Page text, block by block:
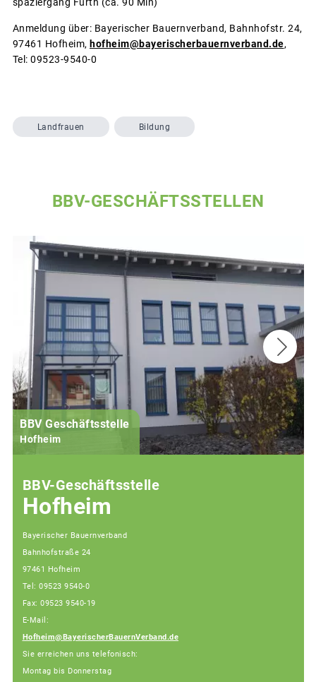
Anmeldung über: Bayerischer Bauernverband, Bahnhofstr. 24,
97461 Hofheim, hofheim@bayerischerbauernverband.de,
Tel: 09523-9540-0
Landfrauen Bildung
BBV-GESCHÄFTSSTELLEN
BBV Geschäftsstelle
Hofheim
BBV-Geschäftsstelle
Hofheim
Bayerischer Bauernverband
Bahnhofstraße 24
97461 Hofheim
Tel: 09523 9540-0
Fax: 09523 9540-19
E-Mail:
Hofheim@BayerischerBauernVerband.de
Sie erreichen uns telefonisch:
Montag bis Donnerstag